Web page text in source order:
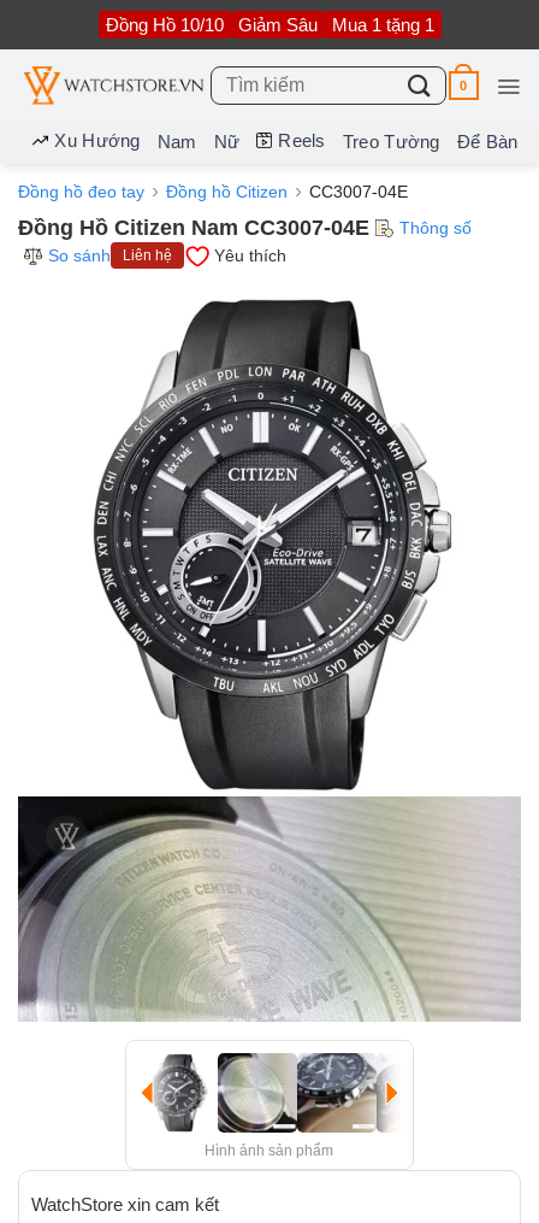
nội
dung
Đồng Hồ 10/10 Giảm Sâu Mua 1 tặng 1
Tìm
kiếm:
0
Xu Hướng Nam Nữ Reels Treo Tường Để Bàn
Đồng hồ đeo tay Đồng hồ Citizen CC3007-04E
Đồng Hồ Citizen Nam CC3007-04E
Thông số
So sánh
Liên hệ Yêu thích
Hình ảnh sản phẩm
WatchStore xin cam kết